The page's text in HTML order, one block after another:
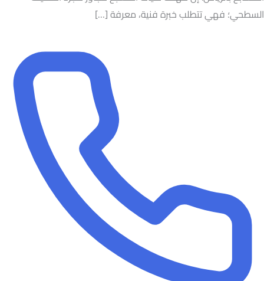
السطحي؛ فهي تتطلب خبرة فنية، معرفة […]